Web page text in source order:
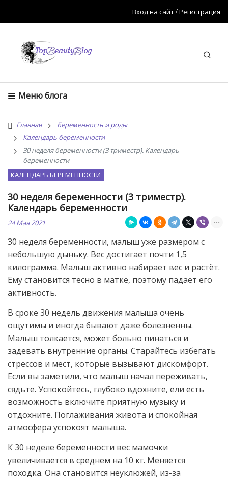
Вход на сайт Регистрация
Меню блога
Главная
Беременность и роды
Календарь беременности
30 неделя беременности (3 триместр). Календарь
беременности
КАЛЕНДАРЬ БЕРЕМЕННОСТИ
30 неделя беременности (3 триместр).
Календарь беременности
24 Мая 2021
30 неделя беременности, малыш уже размером с
небольшую дыньку. Вес достигает почти 1,5
килограмма. Малыш активно набирает вес и растёт.
Ему становится тесно в матке, поэтому падает его
активность.
В сроке 30 недель движения малыша очень
ощутимы и иногда бывают даже болезненны.
Малыш толкается, может больно пинаться и
задевать внутренние органы. Старайтесь избегать
стрессов и мест, которые вызывают дискомфорт.
Если вы заметили, что малыш начал переживать,
сядьте. Успокойтесь, глубоко вдохните, ели есть
возможность включите приятную музыку и
отдохните. Поглаживания живота и спокойная
атмосфера успокоят малыша.
К 30 неделе беременности вес мамочки
увеличивается в среднем на 10 кг. Меняется
походка. Она становится неуклюжей, из-за